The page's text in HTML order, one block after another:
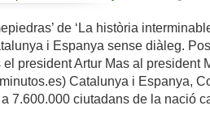
de ‘La història
i Espanya sense diàleg.
el president Artur Mas al president
Catalunya i Espanya,
7.600.000 ciutadans de la nació